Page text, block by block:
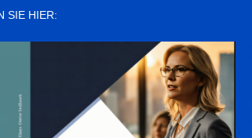
SIE HIER: